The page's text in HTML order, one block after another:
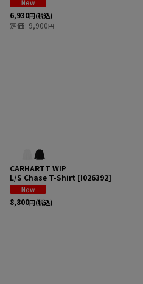
6,930円(税込)
定価: 9,900円
CARHARTT WIP
L/S Chase T-Shirt [I026392]
8,800円(税込)